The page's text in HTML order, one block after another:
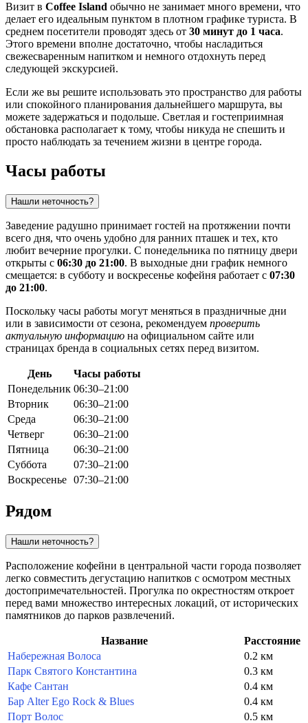
Визит в Coffee Island обычно не занимает много времени, что
делает его идеальным пунктом в плотном графике туриста. В
среднем посетители проводят здесь от 30 минут до 1 часа.
Этого времени вполне достаточно, чтобы насладиться
свежесваренным напитком и немного отдохнуть перед
следующей экскурсией.
Если же вы решите использовать это пространство для работы
или спокойного планирования дальнейшего маршрута, вы
можете задержаться и подольше. Светлая и гостеприимная
обстановка располагает к тому, чтобы никуда не спешить и
просто наблюдать за течением жизни в центре города.
Часы работы
Нашли неточность?
Заведение радушно принимает гостей на протяжении почти
всего дня, что очень удобно для ранних пташек и тех, кто
любит вечерние прогулки. С понедельника по пятницу двери
открыты с 06:30 до 21:00. В выходные дни график немного
смещается: в субботу и воскресенье кофейня работает с 07:30
до 21:00.
Поскольку часы работы могут меняться в праздничные дни
или в зависимости от сезона, рекомендуем проверить
актуальную информацию на официальном сайте или
страницах бренда в социальных сетях перед визитом.
День
Часы работы
Понедельник 06:30–21:00
Вторник
06:30–21:00
Среда
06:30–21:00
Четверг
06:30–21:00
Пятница
06:30–21:00
Суббота
07:30–21:00
Воскресенье 07:30–21:00
Рядом
Нашли неточность?
Расположение кофейни в центральной части города позволяет
легко совместить дегустацию напитков с осмотром местных
достопримечательностей. Прогулка по окрестностям откроет
перед вами множество интересных локаций, от исторических
памятников до парков развлечений.
Название
Расстояние
Набережная Волоса
0.2 км
Парк Святого Константина
0.3 км
Кафе Сантан
0.4 км
Бар Alter Ego Rock & Blues
0.4 км
Порт Волос
0.5 км